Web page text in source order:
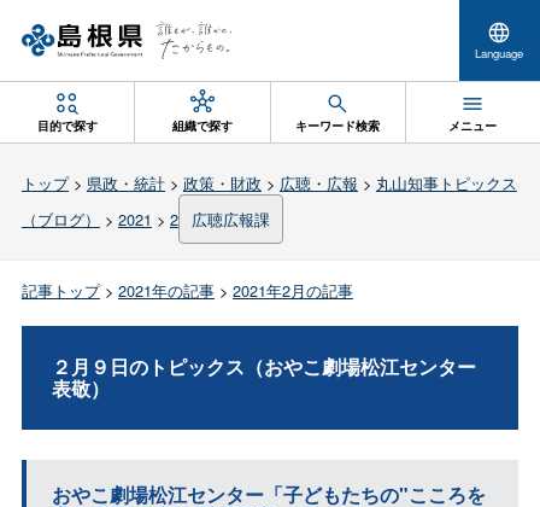
Language
目的で探す 組織で探す キーワード検索 メニュー
トップ> 県政・統計> 政策・財政 > 広聴・広報 > 丸山知事トピックス
（ブログ）
> 2021 > 2 広聴広報課
記事トップ> 2021年の記事> 2021年2月の記事
２月９日のトピックス（おやこ劇場松江センター
表敬）
おやこ劇場松江センター「子どもたちの"こころを